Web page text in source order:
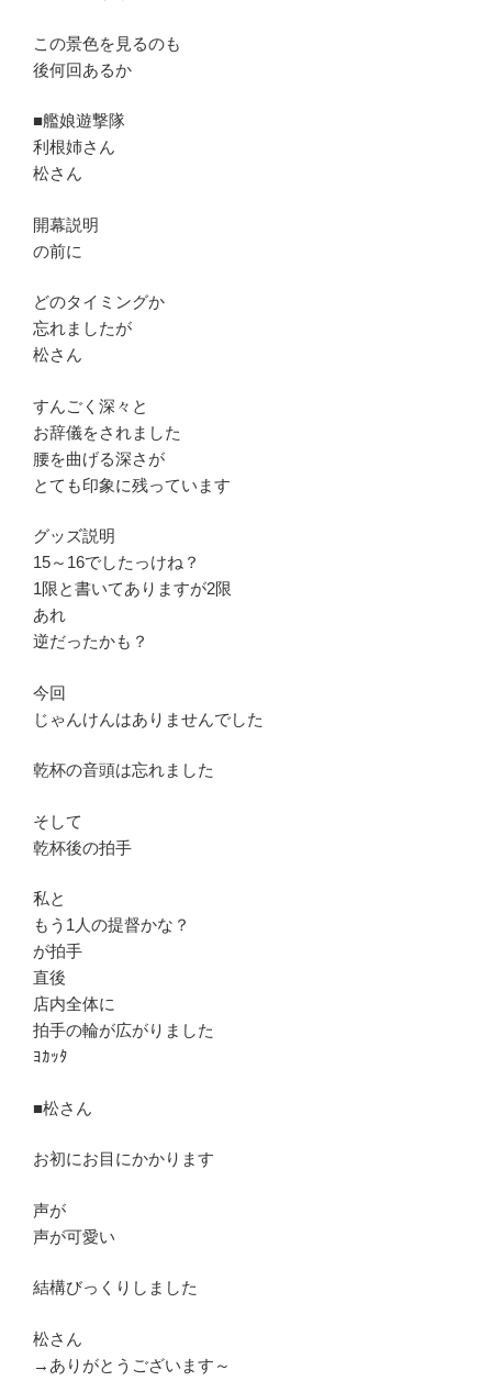
この景色を見るのも
後何回あるか
■艦娘遊撃隊
利根姉さん
松さん
開幕説明
の前に
どのタイミングか
忘れましたが
松さん
すんごく深々と
お辞儀をされました
腰を曲げる深さが
とても印象に残っています
グッズ説明
15～16でしたっけね？
1限と書いてありますが2限
あれ
逆だったかも？
今回
じゃんけんはありませんでした
乾杯の音頭は忘れました
そして
乾杯後の拍手
私と
もう1人の提督かな？
が拍手
直後
店内全体に
拍手の輪が広がりました
ﾖｶｯﾀ
■松さん
お初にお目にかかります
声が
声が可愛い
結構びっくりしました
松さん
→ありがとうございます～